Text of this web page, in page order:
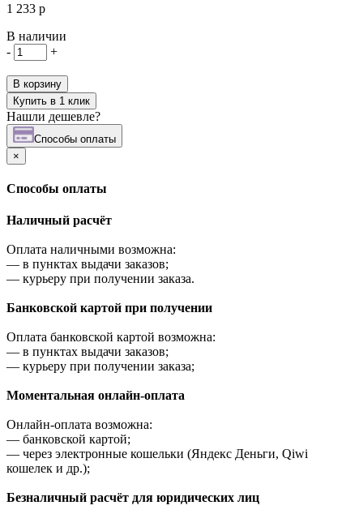
1 233 р
В наличии
-
+
В корзину
Купить в 1 клик
Нашли дешевле?
Cпособы оплаты
×
Cпособы оплаты
Наличный расчёт
Оплата наличными возможна:
— в пунктах выдачи заказов;
— курьеру при получении заказа.
Банковской картой при получении
Оплата банковской картой возможна:
— в пунктах выдачи заказов;
— курьеру при получении заказа;
Моментальная онлайн-оплата
Онлайн-оплата возможна:
— банковской картой;
— через электронные кошельки (Яндекс Деньги, Qiwi
кошелек и др.);
Безналичный расчёт для юридических лиц